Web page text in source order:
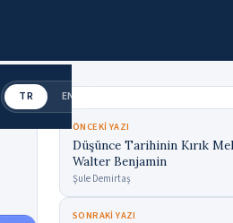
TR EN
ÖNCEKI YAZI
Düşünce Tarihinin Kırık
Walter Benjamin
Şule Demirtaş
SONRAKI YAZI